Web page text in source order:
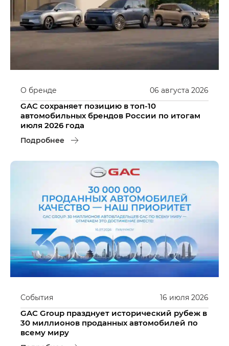
06 августа 2026
О бренде
GAC сохраняет позицию в топ-10
автомобильных брендов России по итогам
июля 2026 года
Подробнее
16 июля 2026
События
GAC Group празднует исторический рубеж в
30 миллионов проданных автомобилей по
всему миру